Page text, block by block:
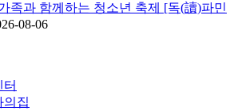
족과 함께하는 청소년 축제 [독(讀)파민
08-06
의집